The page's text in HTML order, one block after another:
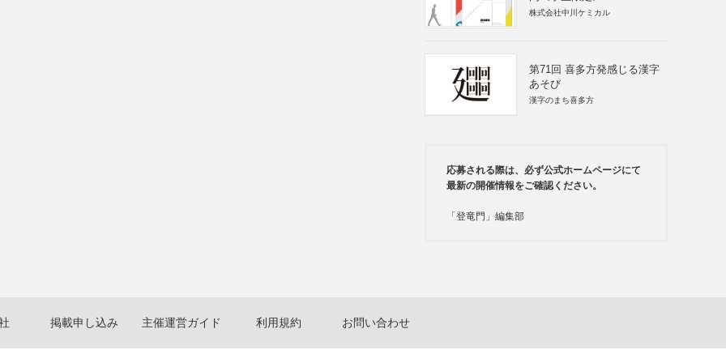
株式会社中川ケミカル
第71回 喜多方発感じる漢字
あそび
漢字のまち喜多方
応募される際は、必ず公式ホームページにて
最新の開催情報をご確認ください。
「登竜門」編集部
掲載申し込み 主催運営ガイド 利用規約 お問い合わせ